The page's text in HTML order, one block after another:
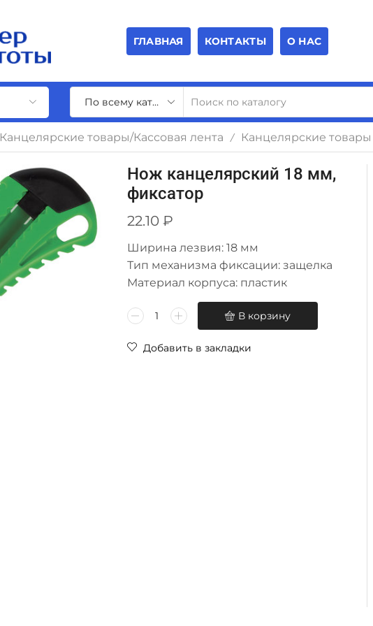
ГЛАВНАЯ КОНТАКТЫ О НАС
Канцелярские товары/Кассовая лента / Канцелярские товары
Нож канцелярский 18 мм,
фиксатор
22.10 ₽
Ширина лезвия: 18 мм
Тип механизма фиксации: защелка
Материал корпуса: пластик
В корзину
Добавить в закладки